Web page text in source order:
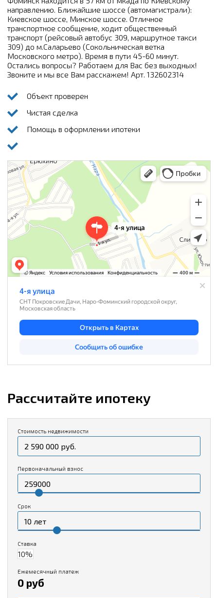
направлению. Ближайшие шоссе (автомагистрали):
Киевское шоссе, Минское шоссе. Отличное
транспортное сообщение, ходит общественный
транспорт (рейсовый автобус 309, маршрутное такси
309) до м.Саларьево (Сокольническая ветка
Московского метро). Время в пути 45-60 минут.
Остались вопросы? Работаем для Вас без выходных!
Звоните и мы все Вам расскажем! Арт. 132602314
Объект проверен
Чистая сделка
Помощь в оформлении ипотеки
Рассчитайте ипотеку
Стоимость недвижимости
Первоначальный взнос
Срок
Ставка
Ежемесячный платеж
0 руб